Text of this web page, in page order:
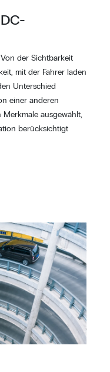
der Sichtbarkeit
mit der Fahrer laden
Unterschied
einer anderen
ausgewählt,
berücksichtigt